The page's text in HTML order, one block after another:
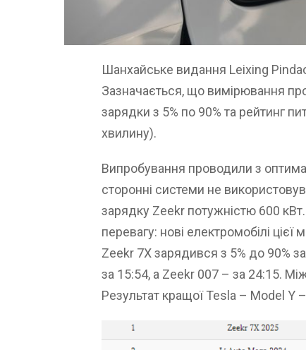
Шанхайське видання Leixing
Зазначається, що вимірювання
зарядки з 5% по 90% та рейтинг
хвилину).
Випробування проводили з
сторонні системи не
зарядку Zeekr потужністю 600
перевагу: нові електромобілі
Zeekr 7X зарядився з 5% до 90%
за 15:54, а Zeekr 007 – за 24:15.
Результат кращої Tesla – Model Y